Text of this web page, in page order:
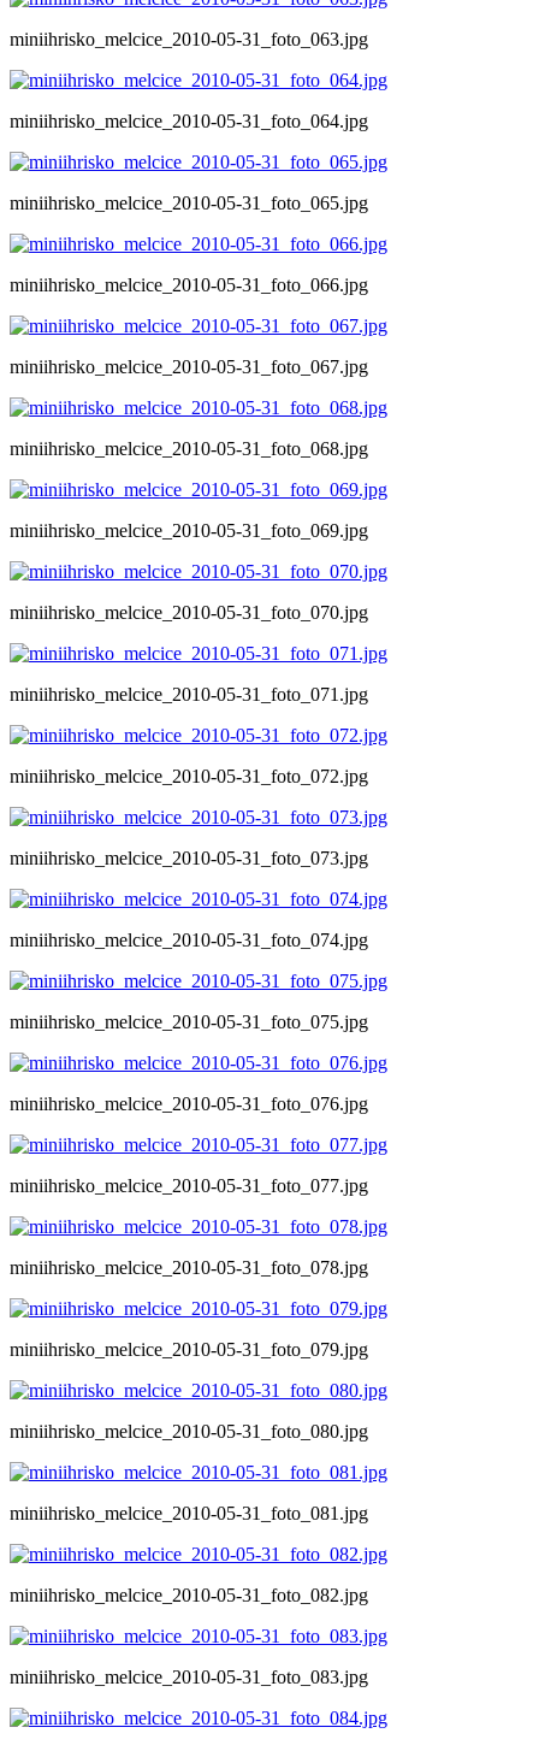
miniihrisko_melcice_2010-05-31_foto_063.jpg
miniihrisko_melcice_2010-05-31_foto_064.jpg
miniihrisko_melcice_2010-05-31_foto_065.jpg
miniihrisko_melcice_2010-05-31_foto_066.jpg
miniihrisko_melcice_2010-05-31_foto_067.jpg
miniihrisko_melcice_2010-05-31_foto_068.jpg
miniihrisko_melcice_2010-05-31_foto_069.jpg
miniihrisko_melcice_2010-05-31_foto_070.jpg
miniihrisko_melcice_2010-05-31_foto_071.jpg
miniihrisko_melcice_2010-05-31_foto_072.jpg
miniihrisko_melcice_2010-05-31_foto_073.jpg
miniihrisko_melcice_2010-05-31_foto_074.jpg
miniihrisko_melcice_2010-05-31_foto_075.jpg
miniihrisko_melcice_2010-05-31_foto_076.jpg
miniihrisko_melcice_2010-05-31_foto_077.jpg
miniihrisko_melcice_2010-05-31_foto_078.jpg
miniihrisko_melcice_2010-05-31_foto_079.jpg
miniihrisko_melcice_2010-05-31_foto_080.jpg
miniihrisko_melcice_2010-05-31_foto_081.jpg
miniihrisko_melcice_2010-05-31_foto_082.jpg
miniihrisko_melcice_2010-05-31_foto_083.jpg